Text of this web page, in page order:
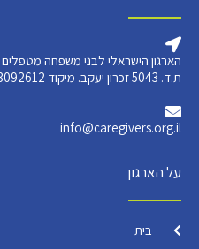
ת.ד. 5043 זכרון יעקב. מיקוד 3092612
info@caregivers.org.il
על הארגון
בית